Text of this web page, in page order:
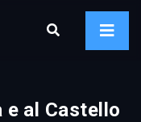
e al Castello